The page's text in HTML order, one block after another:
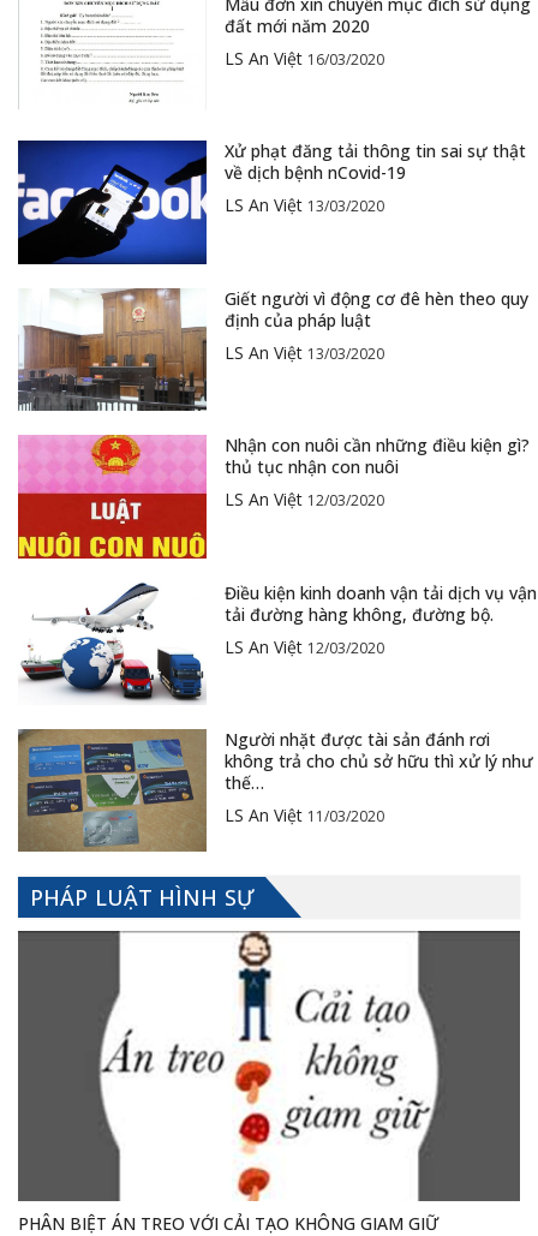
đất mới năm 2020
LS An Việt 16/03/2020
Xử phạt đăng tải thông tin sai sự thật
về dịch bệnh nCovid-19
LS An Việt 13/03/2020
Giết người vì động cơ đê hèn theo quy
định của pháp luật
LS An Việt 13/03/2020
Nhận con nuôi cần những điều kiện gì?
thủ tục nhận con nuôi
LS An Việt 12/03/2020
Điều kiện kinh doanh vận tải dịch vụ vận
tải đường hàng không, đường bộ.
LS An Việt 12/03/2020
Người nhặt được tài sản đánh rơi
không trả cho chủ sở hữu thì xử lý như
thế…
LS An Việt 11/03/2020
PHÁP LUẬT HÌNH SỰ
PHÂN BIỆT ÁN TREO VỚI CẢI TẠO KHÔNG GIAM GIỮ